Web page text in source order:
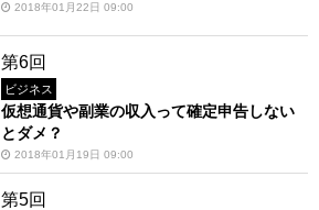
2018年01月22日 09:00
第6回
ビジネス
仮想通貨や副業の収入って確定申告しない
とダメ？
2018年01月19日 09:00
第5回